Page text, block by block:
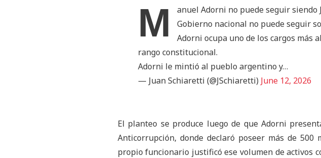
M
anuel Adorni no puede seguir siendo
Gobierno nacional no puede seguir
Adorni ocupa uno de los cargos más
rango constitucional.
Adorni le mintió al pueblo argentino y…
— Juan Schiaretti (@JSchiaretti) June 12, 2026
El planteo se produce luego de que Adorni
Anticorrupción, donde declaró poseer más de
propio funcionario justificó ese volumen de activos